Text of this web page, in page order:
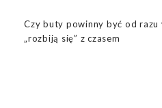
Czy buty powinny być od razu
„rozbiją się” z czasem